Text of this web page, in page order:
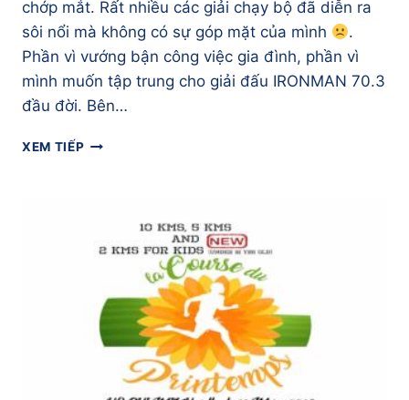
chớp mắt. Rất nhiều các giải chạy bộ đã diễn ra
sôi nổi mà không có sự góp mặt của mình
.
Phần vì vướng bận công việc gia đình, phần vì
mình muốn tập trung cho giải đấu IRONMAN 70.3
đầu đời. Bên…
XEM TIẾPBẠN
MÙA
BỘ
CUỐI
NĂM?